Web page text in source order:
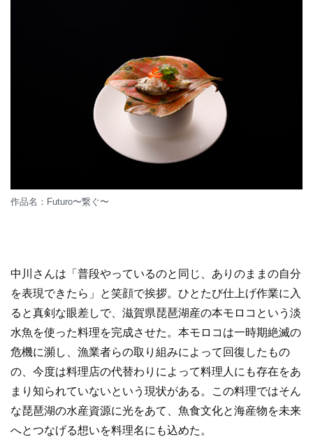
作品名：Futuro〜繋ぐ〜
中川さんは「普段やっているのと同じ、ありのままの自分
を表現できたら」と笑顔で挨拶。ひとたび仕上げ作業に入
ると真剣な眼差しで、滋賀県琵琶湖産の本モロコという淡
水魚を使った料理を完成させた。本モロコは一時期絶滅の
危機に瀕し、漁業者らの取り組みによって回復したもの
の、今度は料理店の代替わりによって料理人にも存在をあ
まり知られていないという現状がある。この料理ではそん
な琵琶湖の水産資源に光をあて、魚食文化と海産物を未来
へとつなげる想いを料理名にも込めた。